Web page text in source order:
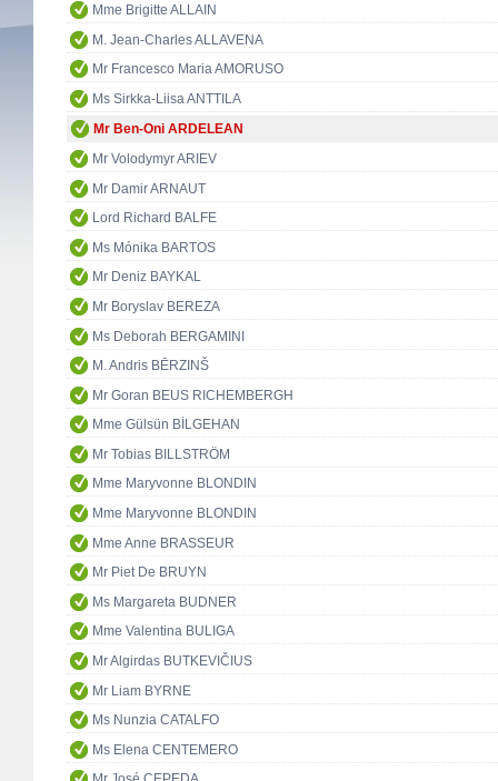
Mme Brigitte ALLAIN
M. Jean-Charles ALLAVENA
Mr Francesco Maria AMORUSO
Ms Sirkka-Liisa ANTTILA
Mr Ben-Oni ARDELEAN
Mr Volodymyr ARIEV
Mr Damir ARNAUT
Lord Richard BALFE
Ms Mónika BARTOS
Mr Deniz BAYKAL
Mr Boryslav BEREZA
Ms Deborah BERGAMINI
M. Andris BĒRZINŠ
Mr Goran BEUS RICHEMBERGH
Mme Gülsün BİLGEHAN
Mr Tobias BILLSTRÖM
Mme Maryvonne BLONDIN
Mme Maryvonne BLONDIN
Mme Anne BRASSEUR
Mr Piet De BRUYN
Ms Margareta BUDNER
Mme Valentina BULIGA
Mr Algirdas BUTKEVIČIUS
Mr Liam BYRNE
Ms Nunzia CATALFO
Ms Elena CENTEMERO